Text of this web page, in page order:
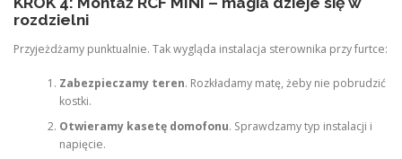
rozdzielni
Przyjeżdżamy punktualnie. Tak wygląda instalacja sterownika przy furtce:
Zabezpieczamy teren. Rozkładamy matę, żeby nie pobrudzić
kostki.
Otwieramy kasetę domofonu. Sprawdzamy typ instalacji i
napięcie.